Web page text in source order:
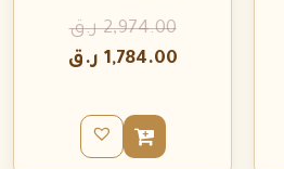
2,974.00 ر.ق
1,784.00 ر.ق